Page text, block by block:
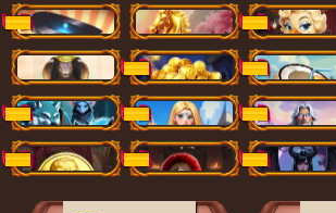
NIEUW The Better Carnival Happy Horse Fortunes NIEUW
NIEUW Pots of Fortune NIEUWAloha
NIEUW Dungeon Challenge NIEUWStar Gems NIEUWZeus Force
NIEUWLucky Franz NIEUW Roman Greatness NIEUWLa Bruja